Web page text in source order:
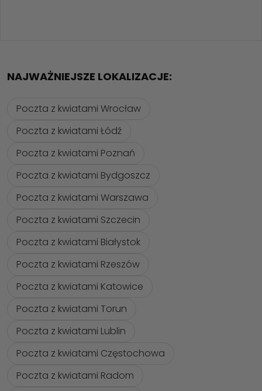
NAJWAŻNIEJSZE LOKALIZACJE:
Poczta z kwiatami Wrocław
Poczta z kwiatami Łódź
Poczta z kwiatami Poznań
Poczta z kwiatami Bydgoszcz
Poczta z kwiatami Warszawa
Poczta z kwiatami Szczecin
Poczta z kwiatami Białystok
Poczta z kwiatami Rzeszów
Poczta z kwiatami Katowice
Poczta z kwiatami Torun
Poczta z kwiatami Lublin
Poczta z kwiatami Częstochowa
Poczta z kwiatami Radom